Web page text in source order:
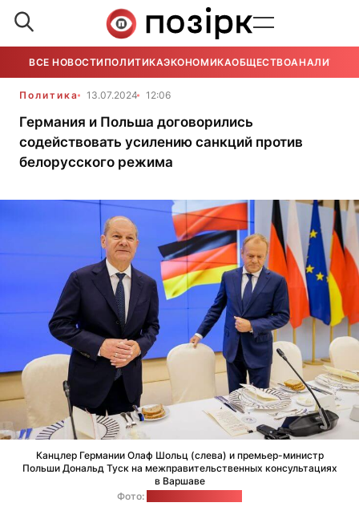
ВСЕ НОВОСТИ ПОЛИТИКАЭКОНОМИКАОБЩЕСТВОАНАЛИТИКА
Политика 13.07.2024 12:06
Германия и Польша договорились
содействовать усилению санкций против
белорусского режима
Канцлер Германии Олаф Шольц (слева) и премьер-министр
Польши Дональд Туск на межправительственных консультациях
в Варшаве
Фото: